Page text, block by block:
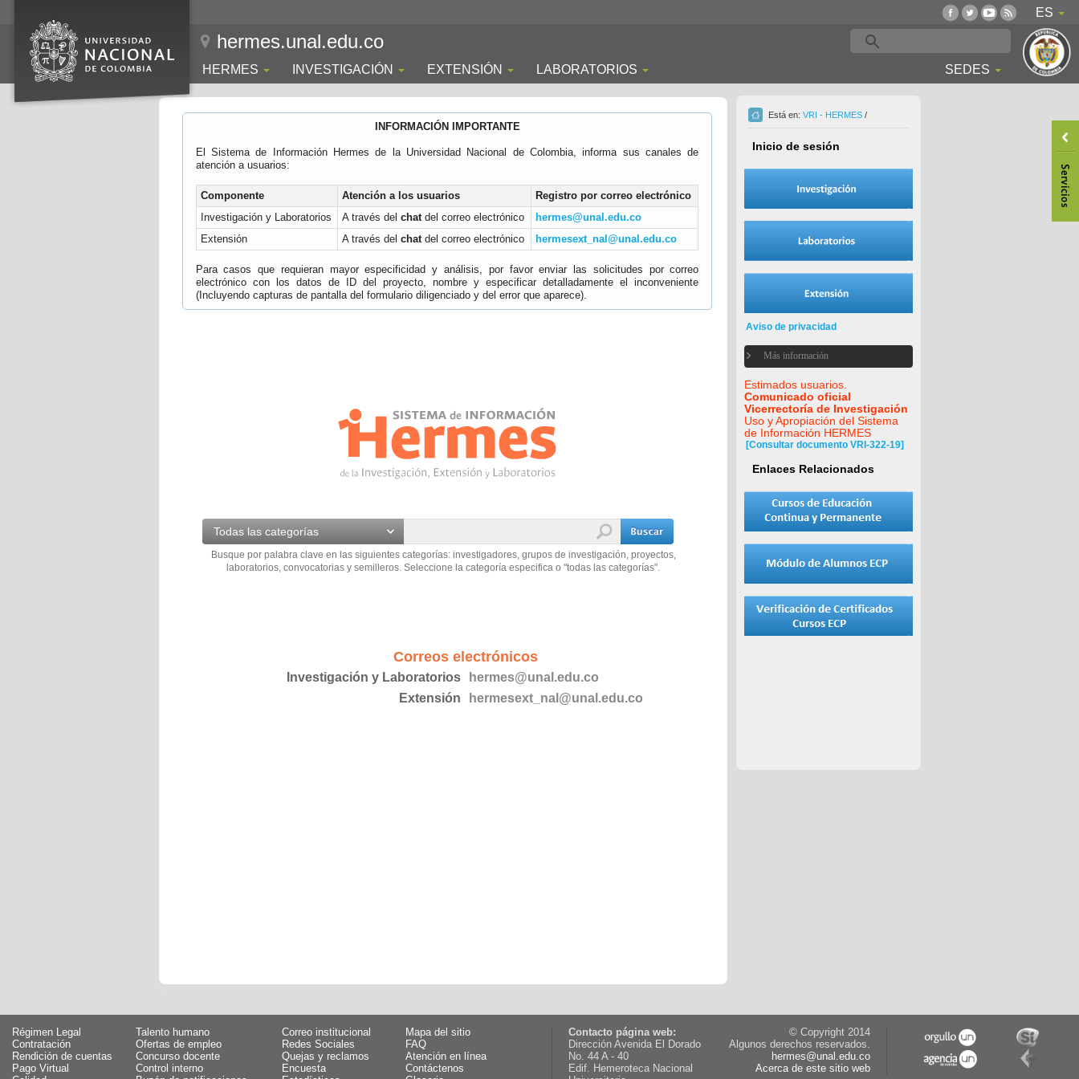
ES
hermes.unal.edu.co
HERMES INVESTIGACIÓN EXTENSIÓN LABORATORIOS SEDES
INFORMACIÓN IMPORTANTE
El Sistema de Información Hermes de la Universidad Nacional de Colombia, informa sus canales de
atención a usuarios:
Componente Atención a los usuarios
Registro por correo electrónico
Investigación y Laboratorios
A través del chatdel correo electrónico
hermes@unal.edu.co
Extensión
A través del chatdel correo electrónico hermesext_nal@unal.edu.co
Para casos que requieran mayor especificidad y análisis, por favor enviar las solicitudes por correo
electrónico con los datos de ID del proyecto, nombre y especificar detalladamente el inconveniente
(Incluyendo capturas de pantalla del formulario diligenciado y del error que aparece).
Todas las categorías
Busque por palabra clave en las siguientes categorías: investigadores, grupos de investigación, proyectos,
laboratorios, convocatorias y semilleros. Seleccione la categoría especifica o "todas las categorías".
Correos electrónicos
Investigación y Laboratorios
hermes@unal.edu.co
Extensión
hermesext_nal@unal.edu.co
Está en: VRI - HERMES /
Inicio de sesión
Aviso de privacidad
Más información
Estimados usuarios.
Comunicado oficial
Vicerrectoría de Investigación
Uso y Apropiación del Sistema
de Información HERMES
[Consultar documento VRI-322-19]
Enlaces Relacionados
Régimen Legal
Talento humano
Contratación
Ofertas de empleo
Rendición de cuentas
Concurso docente
Pago Virtual
Control interno
Correo institucional
Mapa del sitio
Redes Sociales
FAQ
Quejas y reclamos
Atención en línea
Encuesta
Contáctenos
Contacto página web:
Dirección Avenida El Dorado
No. 44 A - 40
Edif. Hemeroteca Nacional
© Copyright 2014
Algunos derechos reservados.
hermes@unal.edu.co
Acerca de este sitio web